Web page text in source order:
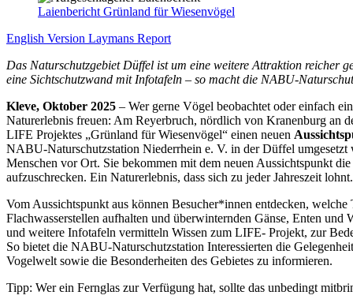
Laienbericht Grünland für Wiesenvögel
English Version Laymans Report
Das Naturschutzgebiet Düffel ist um eine weitere Attraktion reicher
eine Sichtschutzwand mit Infotafeln – so macht die NABU-
Kleve, Oktober 2025 – Wer gerne Vögel beobachtet oder einfach
Naturerlebnis freuen: Am Reyerbruch, nördlich von Kranenburg an
LIFE Projektes „Grünland für Wiesenvögel“ einen neuen
NABU-Naturschutzstation Niederrhein e. V. in der Düffel
Menschen vor Ort. Sie bekommen mit dem neuen Aussichtspunkt
aufzuschrecken. Ein Naturerlebnis, dass sich zu jeder Jahreszeit lohnt.
Vom Aussichtspunkt aus können Besucher*innen entdecken,
Flachwasserstellen aufhalten und überwinternden Gänse, Enten
und weitere Infotafeln vermitteln Wissen zum LIFE- Projekt, zur
So bietet die NABU-Naturschutzstation Interessierten die
Vogelwelt sowie die Besonderheiten des Gebietes zu informieren.
Tipp: Wer ein Fernglas zur Verfügung hat, sollte das unbedingt